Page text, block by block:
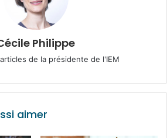
Philippe
de la présidente de l'IEM
aimer